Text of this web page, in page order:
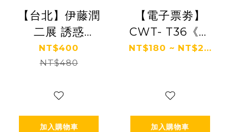
【台北】伊藤潤
二展 誘惑
JUNJI ITO
EXHIBITION：
NT$400
NT$480
加入購物車
【電子票劵】
CWT- T36《台
中場》台灣同人
NT$180 ~ NT$2...
加入購物車